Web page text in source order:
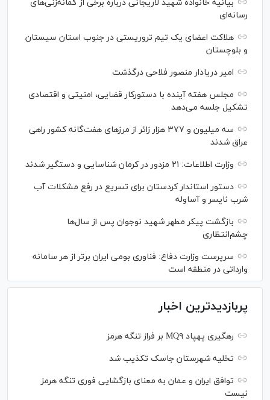
بیانیه خانواده شهید لاریجانی درباره برخی از گمانه‌زنی‌های
رسانه‌ای
هلاکت اعضای یک تیم تروریستی در جنوب استان سیستان
و بلوچستان
امیر دریادار منصور فلاحی درگذشت
مجلس هفته آینده با دستورکار قضایی، امنیتی و اقتصادی
تشکیل جلسه می‌دهد
سه میلیون و ۳۷۷ هزار زائر از مرز‌های هفت‌گانه کشور راهی
عراق شدند
وزارت اطلاعات: ۲۱ مزدور در کرمان شناسایی و دستگیر شدند
دستور استاندار کردستان برای تسریع در رفع مشکلات آب
شرب نایسر و آساوله
بازگشت پیکر مطهر شهید نوجوان پس از سال‌ها
چشم‌انتظاری
سرپرست وزارت دفاع: فناوری بومی ایران برتر از هر سامانه
وارداتی در منطقه است
پربازدیدترین اخبار
رهگیری پهپاد MQ۹ بر فراز تنگه هرمز
تخلیه شهرستان جاسک تکذیب شد
توافق ایران و عمان به معنای بازگشایی فوری تنگه هرمز
نیست